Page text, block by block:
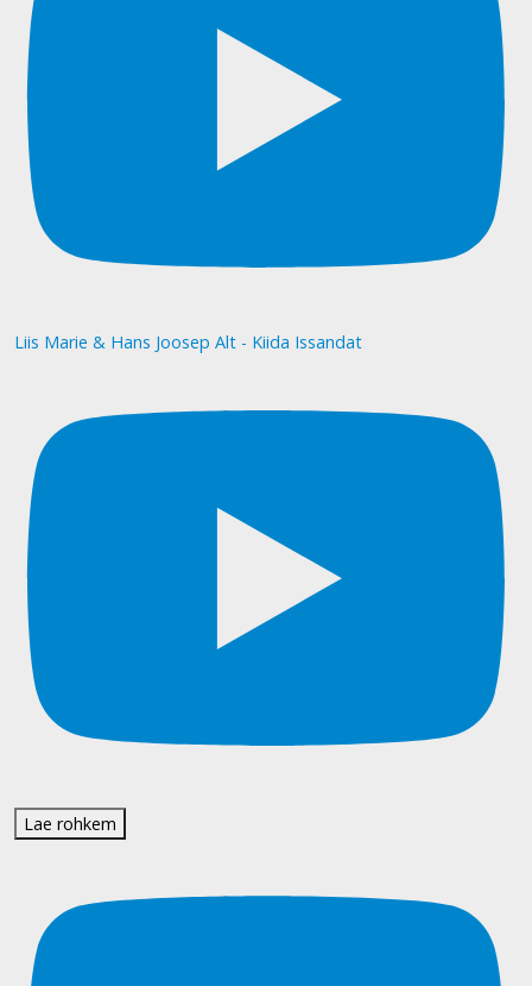
Liis Marie & Hans Joosep Alt - Kiida Issandat
Lae rohkem